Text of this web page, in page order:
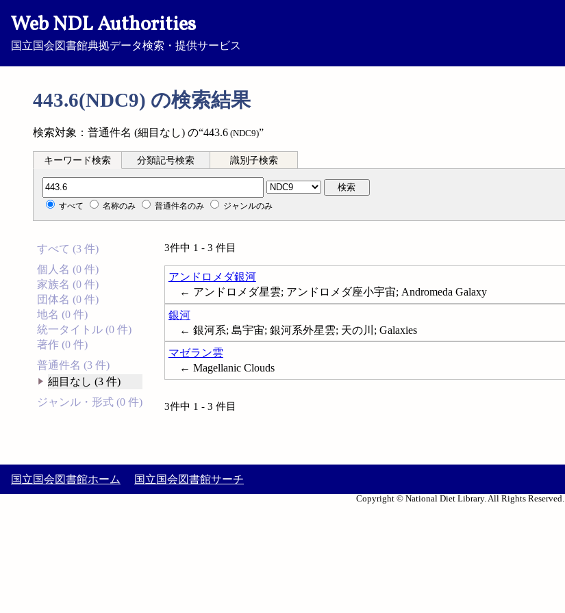
Web NDL Authorities
国立国会図書館典拠データ検索・提供サービス
443.6(NDC9) の検索結果
検索対象：普通件名 (細目なし) の“443.6 (NDC9)”
キーワード検索 分類記号検索 識別子検索
分類記号検索 検索
すべて 名称のみ 普通件名のみ ジャンルのみ
すべて (3 件)
個人名 (0 件)
家族名 (0 件)
団体名 (0 件)
地名 (0 件)
統一タイトル (0 件)
著作 (0 件)
普通件名 (3 件)
細目なし (3 件)
ジャンル・形式 (0 件)
3件中 1 - 3 件目
アンドロメダ銀河
← アンドロメダ星雲; アンドロメダ座小宇宙; Andromeda Galaxy
銀河
← 銀河系; 島宇宙; 銀河系外星雲; 天の川; Galaxies
マゼラン雲
← Magellanic Clouds
3件中 1 - 3 件目
国立国会図書館ホーム 国立国会図書館サーチ
Copyright © National Diet Library. All Rights Reserved.